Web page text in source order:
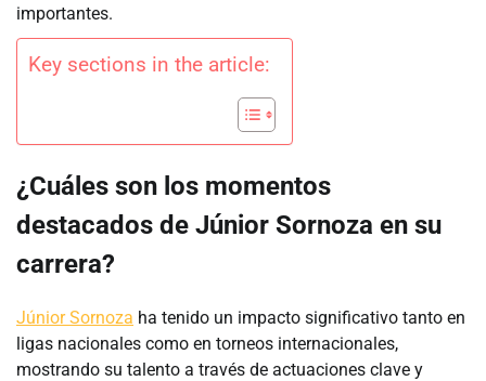
importantes.
Key sections in the article:
¿Cuáles son los momentos
destacados de Júnior Sornoza en su
carrera?
Júnior Sornoza ha tenido un impacto significativo tanto en
ligas nacionales como en torneos internacionales,
mostrando su talento a través de actuaciones clave y